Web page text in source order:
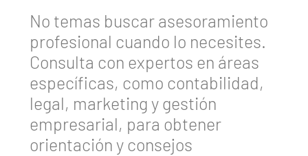
No temas buscar asesoramiento
profesional cuando lo necesites.
Consulta con expertos en áreas
específicas, como contabilidad,
legal, marketing y gestión
empresarial, para obtener
orientación y consejos